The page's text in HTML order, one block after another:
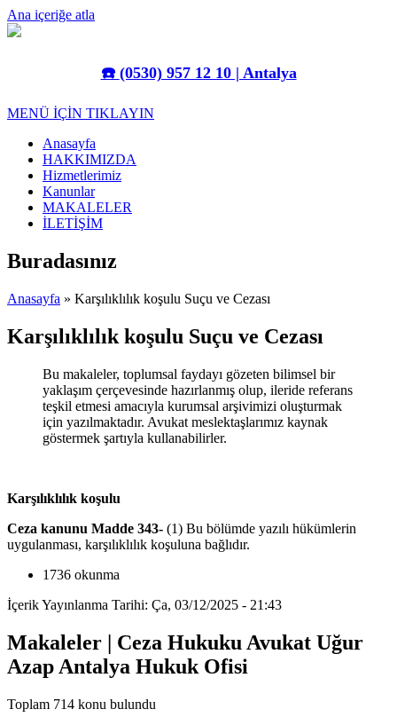
Ana içeriğe atla
☎️ (0530) 957 12 10 | Antalya
MENÜ İÇİN TIKLAYIN
Anasayfa
HAKKIMIZDA
Hizmetlerimiz
Kanunlar
MAKALELER
İLETİŞİM
Buradasınız
Anasayfa » Karşılıklılık koşulu Suçu ve Cezası
Karşılıklılık koşulu Suçu ve Cezası
Bu makaleler, toplumsal faydayı gözeten bilimsel bir
yaklaşım çerçevesinde hazırlanmış olup, ileride referans
teşkil etmesi amacıyla kurumsal arşivimizi oluşturmak
için yazılmaktadır. Avukat meslektaşlarımız kaynak
göstermek şartıyla kullanabilirler.
Karşılıklılık koşulu
Ceza kanunu Madde 343- (1) Bu bölümde yazılı hükümlerin
uygulanması, karşılıklılık koşuluna bağlıdır.
1736 okunma
İçerik Yayınlanma Tarihi: Ça, 03/12/2025 - 21:43
Makaleler | Ceza Hukuku Avukat Uğur
Azap Antalya Hukuk Ofisi
Toplam 714 konu bulundu